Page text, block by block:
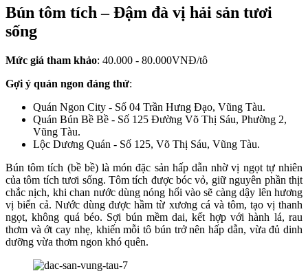
Bún tôm tích – Đậm đà vị hải sản tươi
sống
Mức giá tham khảo: 40.000 - 80.000VNĐ/tô
Gợi ý quán ngon đáng thử:
Quán Ngon City - Số 04 Trần Hưng Đạo, Vũng Tàu.
Quán Bún Bề Bề - Số 125 Đường Võ Thị Sáu, Phường 2,
Vũng Tàu.
Lộc Dương Quán - Số 125, Võ Thị Sáu, Vũng Tàu.
Bún tôm tích (bề bề) là món đặc sản hấp dẫn nhờ vị ngọt tự nhiên
của tôm tích tươi sống. Tôm tích được bóc vỏ, giữ nguyên phần thịt
chắc nịch, khi chan nước dùng nóng hổi vào sẽ càng dậy lên hương
vị biển cả. Nước dùng được hầm từ xương cá và tôm, tạo vị thanh
ngọt, không quá béo. Sợi bún mềm dai, kết hợp với hành lá, rau
thơm và ớt cay nhẹ, khiến mỗi tô bún trở nên hấp dẫn, vừa đủ dinh
dưỡng vừa thơm ngon khó quên.